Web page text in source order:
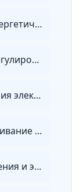
Мастер участка по ремонту энергетического оборудования, зданий и сооружений
Мастер участка по ремонту, регулировке и установке приборов учета энергии
Монтаж и наладка оборудования электрических сетей
Монтаж и техническое обслуживание электронных устройств
Монтаж систем электроснабжения и электрооборудования объектов